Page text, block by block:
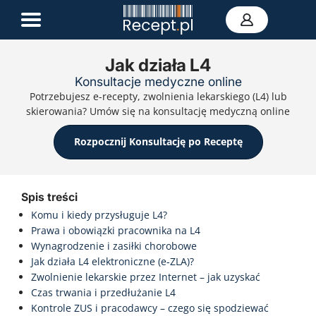
E-recepta
Zwolnienie L4
E-skierowanie
Teleporada
Portal zdrowia
Jak działa L4
Konsultacje medyczne online
Potrzebujesz e-recepty, zwolnienia lekarskiego (L4) lub
skierowania? Umów się na konsultację medyczną online
Rozpocznij Konsultację po Receptę
Spis treści
Komu i kiedy przysługuje L4?
Prawa i obowiązki pracownika na L4
Wynagrodzenie i zasiłki chorobowe
Jak działa L4 elektroniczne (e‑ZLA)?
Zwolnienie lekarskie przez Internet – jak uzyskać
Czas trwania i przedłużanie L4
Kontrole ZUS i pracodawcy – czego się spodziewać